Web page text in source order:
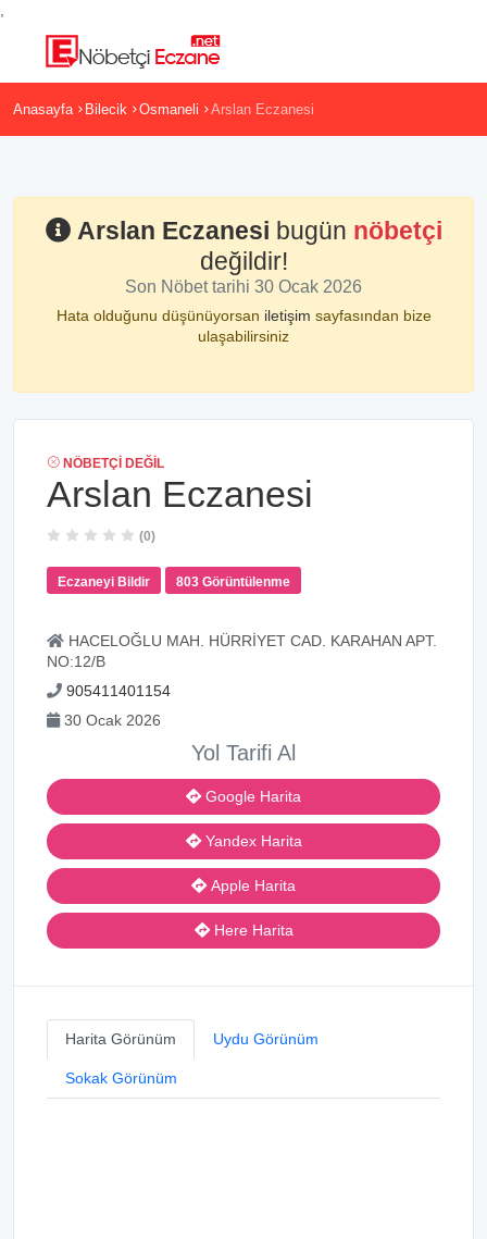
Anasayfa Bilecik Osmaneli Arslan Eczanesi
Arslan Eczanesi bugün nöbetçi
değildir!
Son Nöbet tarihi 30 Ocak 2026
Hata olduğunu düşünüyorsan iletişim sayfasından bize
ulaşabilirsiniz
NÖBETÇI DEĞIL
Arslan Eczanesi
(0)
Eczaneyi Bildir 803 Görüntülenme
HACELOĞLU MAH. HÜRRİYET CAD. KARAHAN APT.
NO:12/B
905411401154
30 Ocak 2026
Yol Tarifi Al
Google Harita
Yandex Harita
Apple Harita
Here Harita
Harita Görünüm Uydu Görünüm
Sokak Görünüm